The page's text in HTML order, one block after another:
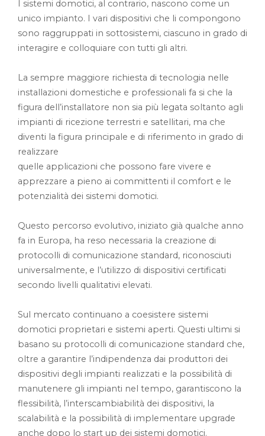
I sistemi domotici, al contrario, nascono come un
unico impianto. I vari dispositivi che li compongono
sono raggruppati in sottosistemi, ciascuno in grado di
interagire e colloquiare con tutti gli altri.
La sempre maggiore richiesta di tecnologia nelle
installazioni domestiche e professionali fa si che la
figura dell’installatore non sia più legata soltanto agli
impianti di ricezione terrestri e satellitari, ma che
diventi la figura principale e di riferimento in grado di
realizzare
quelle applicazioni che possono fare vivere e
apprezzare a pieno ai committenti il comfort e le
potenzialità dei sistemi domotici.
Questo percorso evolutivo, iniziato già qualche anno
fa in Europa, ha reso necessaria la creazione di
protocolli di comunicazione standard, riconosciuti
universalmente, e l’utilizzo di dispositivi certificati
secondo livelli qualitativi elevati.
Sul mercato continuano a coesistere sistemi
domotici proprietari e sistemi aperti. Questi ultimi si
basano su protocolli di comunicazione standard che,
oltre a garantire l’indipendenza dai produttori dei
dispositivi degli impianti realizzati e la possibilità di
manutenere gli impianti nel tempo, garantiscono la
flessibilità, l’interscambiabilità dei dispositivi, la
scalabilità e la possibilità di implementare upgrade
anche dopo lo start up dei sistemi domotici.